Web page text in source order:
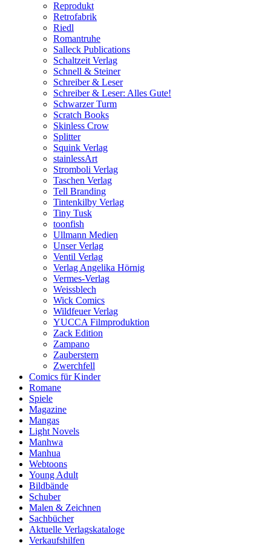
Reprodukt
Retrofabrik
Riedl
Romantruhe
Salleck Publications
Schaltzeit Verlag
Schnell & Steiner
Schreiber & Leser
Schreiber & Leser: Alles Gute!
Schwarzer Turm
Scratch Books
Skinless Crow
Splitter
Squink Verlag
stainlessArt
Stromboli Verlag
Taschen Verlag
Tell Branding
Tintenkilby Verlag
Tiny Tusk
toonfish
Ullmann Medien
Unser Verlag
Ventil Verlag
Verlag Angelika Hörnig
Vermes-Verlag
Weissblech
Wick Comics
Wildfeuer Verlag
YUCCA Filmproduktion
Zack Edition
Zampano
Zauberstern
Zwerchfell
Comics für Kinder
Romane
Spiele
Magazine
Mangas
Light Novels
Manhwa
Manhua
Webtoons
Young Adult
Bildbände
Schuber
Malen & Zeichnen
Sachbücher
Aktuelle Verlagskataloge
Verkaufshilfen